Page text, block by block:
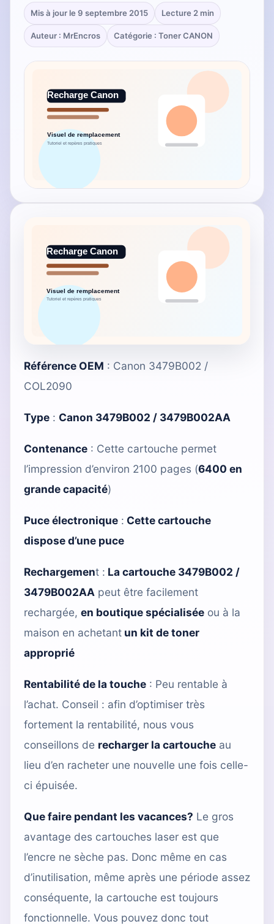
Mis à jour le 9 septembre 2015 Lecture 2 min
Auteur : MrEncros Catégorie : Toner CANON
Référence OEM : Canon 3479B002 /
COL2090
Type : Canon 3479B002 / 3479B002AA
Contenance : Cette cartouche permet
l’impression d’environ 2100 pages (6400 en
grande capacité)
Puce électronique : Cette cartouche
dispose d’une puce
Rechargement : La cartouche 3479B002 /
3479B002AA peut être facilement
rechargée, en boutique spécialisée ou à la
maison en achetant un kit de toner
approprié
Rentabilité de la touche : Peu rentable à
l’achat. Conseil : afin d’optimiser très
fortement la rentabilité, nous vous
conseillons de recharger la cartouche au
lieu d’en racheter une nouvelle une fois celle-
ci épuisée.
Que faire pendant les vacances? Le gros
avantage des cartouches laser est que
l’encre ne sèche pas. Donc même en cas
d’inutilisation, même après une période assez
conséquente, la cartouche est toujours
fonctionnelle. Vous pouvez donc tout